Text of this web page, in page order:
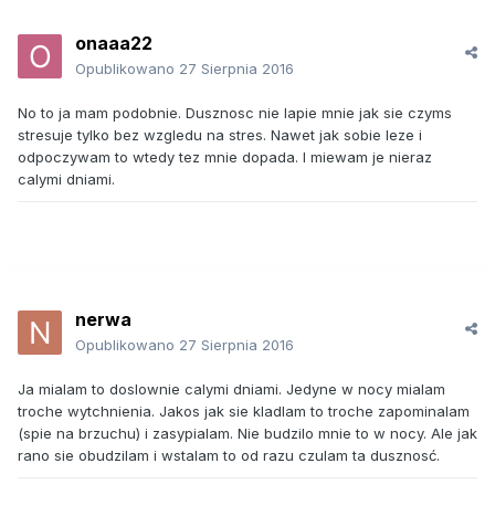
onaaa22
Opublikowano 27 Sierpnia 2016
No to ja mam podobnie. Dusznosc nie lapie mnie jak sie czyms
stresuje tylko bez wzgledu na stres. Nawet jak sobie leze i
odpoczywam to wtedy tez mnie dopada. I miewam je nieraz
calymi dniami.
nerwa
Opublikowano 27 Sierpnia 2016
Ja mialam to doslownie calymi dniami. Jedyne w nocy mialam
troche wytchnienia. Jakos jak sie kladlam to troche zapominalam
(spie na brzuchu) i zasypialam. Nie budzilo mnie to w nocy. Ale jak
rano sie obudzilam i wstalam to od razu czulam ta dusznosć.